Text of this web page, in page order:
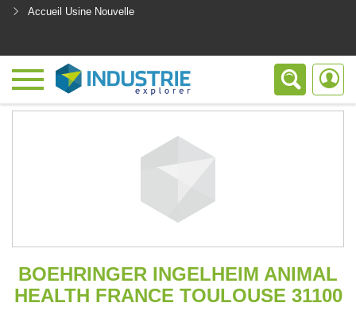
Accueil Usine Nouvelle
BOEHRINGER INGELHEIM ANIMAL
HEALTH FRANCE TOULOUSE 31100